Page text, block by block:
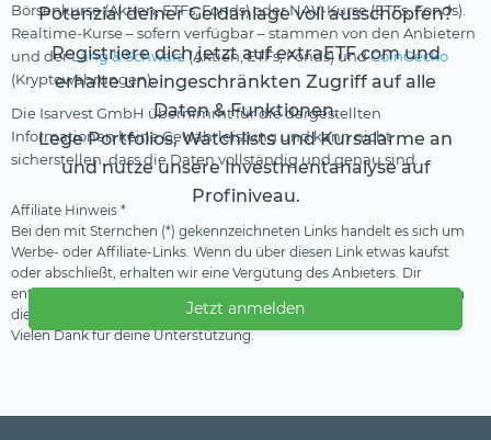
Potenzial deiner Geldanlage voll ausschöpfen?
Registriere dich jetzt auf extraETF.com und
erhalte uneingeschränkten Zugriff auf alle
Daten & Funktionen.
Lege Portfolios, Watchlists und Kursalarme an
und nutze unsere Investmentanalyse auf
Profiniveau.
Jetzt anmelden
Börsenkurse (Aktien, ETFs, Fonds) oder NAV-Kurse (ETFs, Fonds).
Realtime-Kurse – sofern verfügbar – stammen von den Anbietern
und derLang & Schwarz(Aktien, ETFs, Fonds) undCoinGecko
(Kryptowährungen).
Die Isarvest GmbH übernimmt für die dargestellten
Informationen keine Gewährleistung und kann nicht
sicherstellen, dass die Daten vollständig und genau sind.
Affiliate Hinweis *
Bei den mit Sternchen (*) gekennzeichneten Links handelt es sich um
Werbe- oder Affiliate-Links. Wenn du über diesen Link etwas kaufst
oder abschließt, erhalten wir eine Vergütung des Anbieters. Dir
entstehen dadurch keine Nachteile oder Mehrkosten. Wir verwenden
diese Einnahmen, um unser kostenfreies Angebot zu finanzieren.
Vielen Dank für deine Unterstützung.